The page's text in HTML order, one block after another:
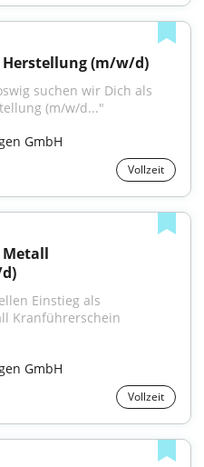
Herstellung (m/w/d)
(m/w/d..."
GmbH
Vollzeit
Metall
Kranführerschein
GmbH
Vollzeit